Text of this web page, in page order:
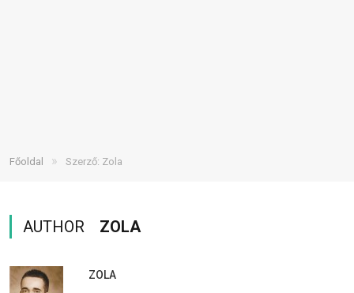
Főoldal » Szerző: Zola
AUTHOR ZOLA
ZOLA